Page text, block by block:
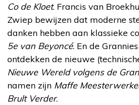
Co de Kloet. Francis van
Zwiep bewijzen dat moderne
danken hebben aan klassieke
5e van Beyoncé. En de
ontdekken de nieuwe
Nieuwe Wereld volgens de
namen zijn Maffe
Brult Verder.